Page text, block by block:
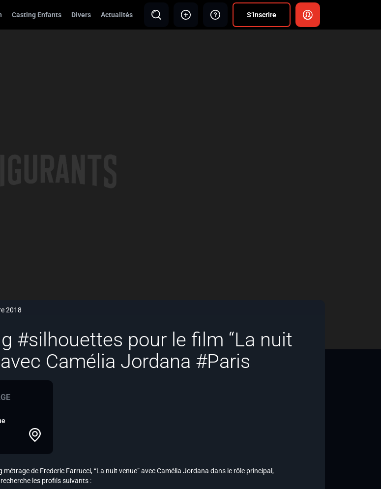
Casting Enfants Divers Actualités S’inscrire
2018
#silhouettes pour le film “La nuit
Camélia Jordana #Paris
métrage de Frederic Farrucci, “La nuit venue” avec Camélia Jordana dans le rôle principal,
les profils suivants :